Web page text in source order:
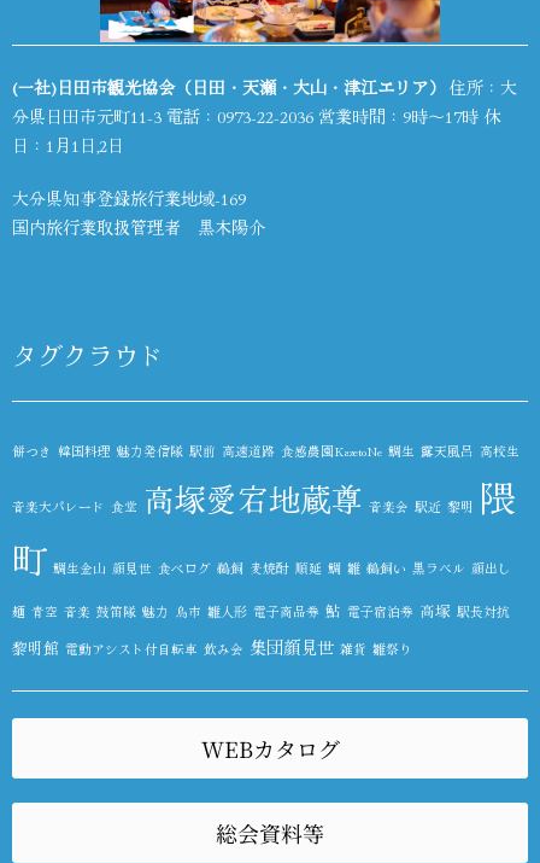
(一社)日田市観光協会（日田・天瀬・大山・津江エリア） 住所：大
分県日田市元町11-3 電話： 0973-22-2036 営業時間：9時～17時 休
日：1月1日,2日
大分県知事登録旅行業地域-169
国内旅行業取扱管理者 黒木陽介
タグクラウド
餅つき 韓国料理 魅力発信隊 駅前 高速道路 食感農園KazetoNe 鯛生 露天風呂 高校生
音楽大パレード 食堂 高塚愛宕地蔵尊 音楽会 駅近 黎明 隈
町 鯛生金山 顔見世 食べログ 鵜飼 麦焼酎 順延 鯛 雛 鵜飼い 黒ラベル 顔出し
麺 青空 音楽 鼓笛隊 魅力 鳥市 雛人形 電子商品券 鮎 電子宿泊券 高塚 駅長対抗
黎明館 電動アシスト付自転車 飲み会 集団顔見世 雑貨 雛祭り
WEBカタログ
総会資料等